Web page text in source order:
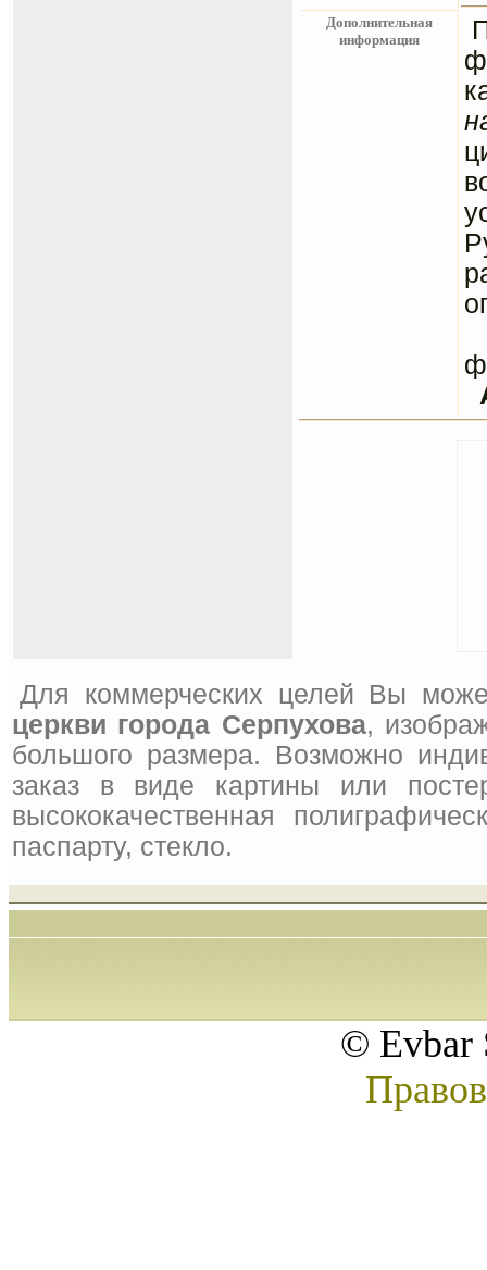
Дополнительная
информация
Для коммерческих целей Вы
церкви города Серпухова,
большого размера. Возможно
заказ в виде картины или
высококачественная
паспарту, стекло.
© Evbar